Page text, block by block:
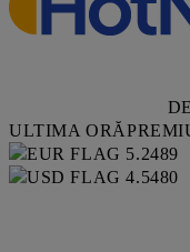
ULTIMA ORĂ
5.2489
4.5480